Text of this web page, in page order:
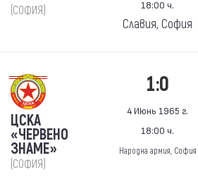
(СОФИЯ) 18:00 ч.
Славия, София
ЦСКА
«ЧЕРВЕНО
ЗНАМЕ»
(СОФИЯ)
1:0
4 Июнь 1965 г.
18:00 ч.
Народна армия, София